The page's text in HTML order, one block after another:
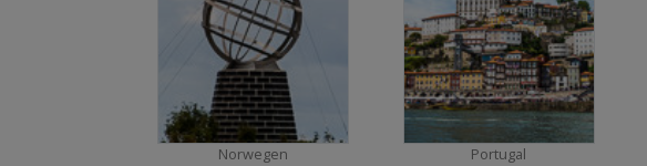
Norwegen Portugal